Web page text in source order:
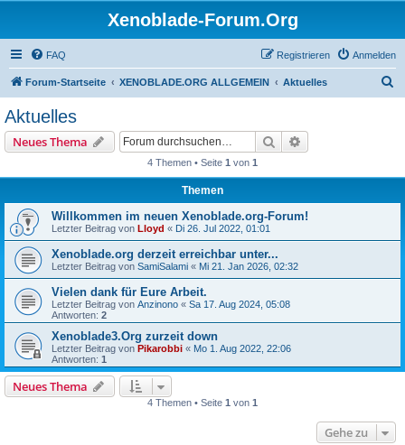
Xenoblade-Forum.Org
FAQ Anmelden
Registrieren
Forum-Startseite XENOBLADE.ORG ALLGEMEIN Aktuelles
Aktuelles
Neues Thema Suche
4 Themen • Seite 1 von 1
Themen
Willkommen im neuen Xenoblade.org-Forum!
Letzter Beitrag von Lloyd « Di 26. Jul 2022, 01:01
Xenoblade.org derzeit erreichbar unter...
Letzter Beitrag von SamiSalami « Mi 21. Jan 2026, 02:32
Vielen dank für Eure Arbeit.
Letzter Beitrag von Anzinono « Sa 17. Aug 2024, 05:08
Antworten: 2
Xenoblade3.Org zurzeit down
Letzter Beitrag von Pikarobbi « Mo 1. Aug 2022, 22:06
Antworten: 1
Neues Thema
4 Themen • Seite 1 von 1
Gehe zu